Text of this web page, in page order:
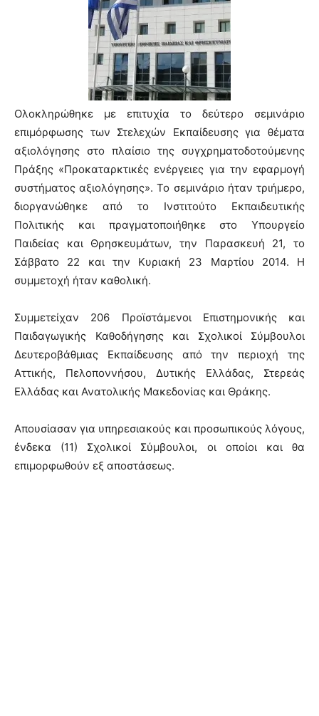
Ολοκληρώθηκε με επιτυχία το δεύτερο σεμινάριο
επιμόρφωσης των Στελεχών Εκπαίδευσης για θέματα
αξιολόγησης στο πλαίσιο της συγχρηματοδοτούμενης
Πράξης «Προκαταρκτικές ενέργειες για την εφαρμογή
συστήματος αξιολόγησης». Το σεμινάριο ήταν τριήμερο,
διοργανώθηκε από το Ινστιτούτο Εκπαιδευτικής
Πολιτικής και πραγματοποιήθηκε στο Υπουργείο
Παιδείας και Θρησκευμάτων, την Παρασκευή 21, το
Σάββατο 22 και την Κυριακή 23 Μαρτίου 2014. Η
συμμετοχή ήταν καθολική.
Συμμετείχαν 206 Προϊστάμενοι Επιστημονικής και
Παιδαγωγικής Καθοδήγησης και Σχολικοί Σύμβουλοι
Δευτεροβάθμιας Εκπαίδευσης από την περιοχή της
Αττικής, Πελοποννήσου, Δυτικής Ελλάδας, Στερεάς
Ελλάδας και Ανατολικής Μακεδονίας και Θράκης.
Απουσίασαν για υπηρεσιακούς και προσωπικούς λόγους,
ένδεκα (11) Σχολικοί Σύμβουλοι, οι οποίοι και θα
επιμορφωθούν εξ αποστάσεως.